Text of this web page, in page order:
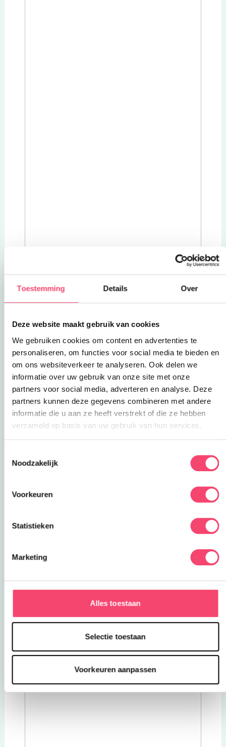
Toestemming Details Over
Deze website maakt gebruik van cookies
We gebruiken cookies om content en advertenties te
personaliseren, om functies voor social media te bieden en
om ons websiteverkeer te analyseren. Ook delen we
informatie over uw gebruik van onze site met onze
partners voor social media, adverteren en analyse. Deze
partners kunnen deze gegevens combineren met andere
informatie die u aan ze heeft verstrekt of die ze hebben
verzameld op basis van uw gebruik van hun services.
Noodzakelijk
Voorkeuren
Statistieken
Marketing
Alles toestaan
Selectie toestaan
Voorkeuren aanpassen
Sluiten
gezinstickets voor Kasteel de Haar!